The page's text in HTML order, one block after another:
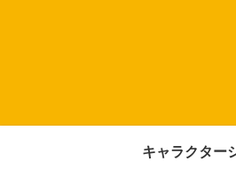
キャラクター